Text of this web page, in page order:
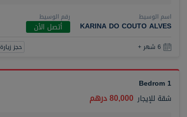
اسم الوسيط
KARINA DO COUTO ALVES
رقم الوسيط
أتصل الأن
6 شهر + حجز زيارة
1 Bedrom
شقة للإيجار 80,000 درهم